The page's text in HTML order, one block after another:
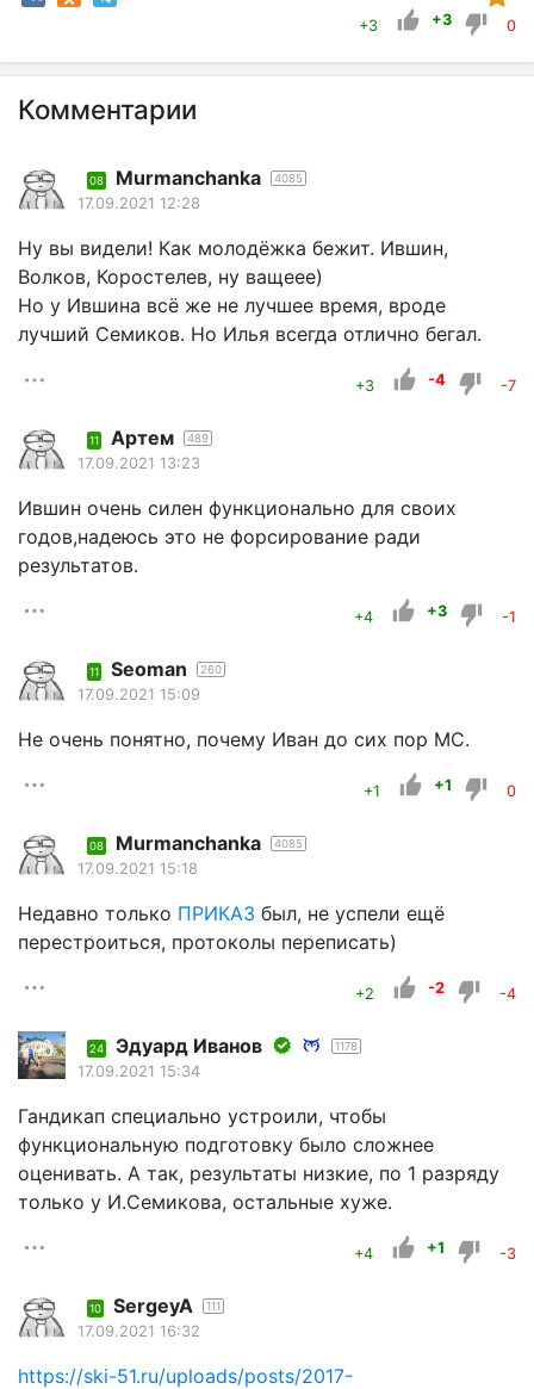
+3 +3 0
Комментарии
08 Murmanchanka 4085
17.09.2021 12:28
Ну вы видели! Как молодёжка бежит. Ившин,
Волков, Коростелев, ну ващеее)
Но у Ившина всё же не лучшее время, вроде
лучший Семиков. Но Илья всегда отлично бегал.
+3 -4 -7
11 Артем 489
17.09.2021 13:23
Ившин очень силен функционально для своих
годов,надеюсь это не форсирование ради
результатов.
+4 +3 -1
11 Seoman 260
17.09.2021 15:09
Не очень понятно, почему Иван до сих пор МС.
+1 +1 0
08 Murmanchanka 4085
17.09.2021 15:18
Недавно только ПРИКАЗ был, не успели ещё
перестроиться, протоколы переписать)
+2 -2 -4
24 Эдуард Иванов 1178
17.09.2021 15:34
Гандикап специально устроили, чтобы
функциональную подготовку было сложнее
оценивать. А так, результаты низкие, по 1 разряду
только у И.Семикова, остальные хуже.
+4 +1 -3
10 SergeyA 111
17.09.2021 16:32
https://ski-51.ru/uploads/posts/2017-